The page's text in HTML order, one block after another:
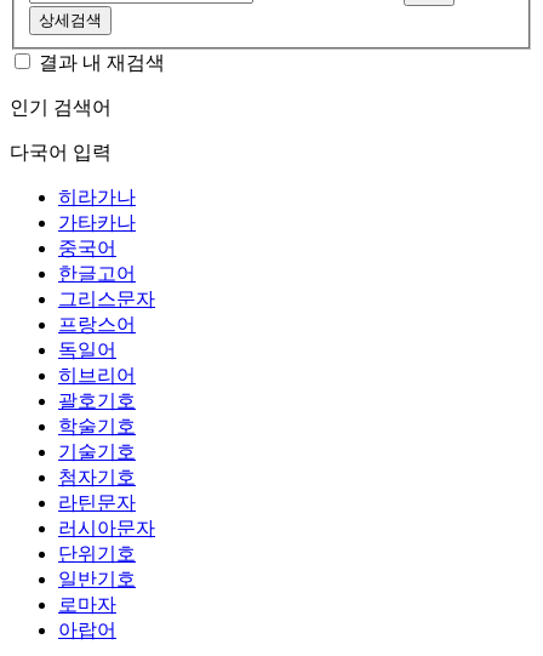
상세검색
결과 내 재검색
인기 검색어
다국어 입력
히라가나
가타카나
중국어
한글고어
그리스문자
프랑스어
독일어
히브리어
괄호기호
학술기호
기술기호
첨자기호
라틴문자
러시아문자
단위기호
일반기호
로마자
아랍어